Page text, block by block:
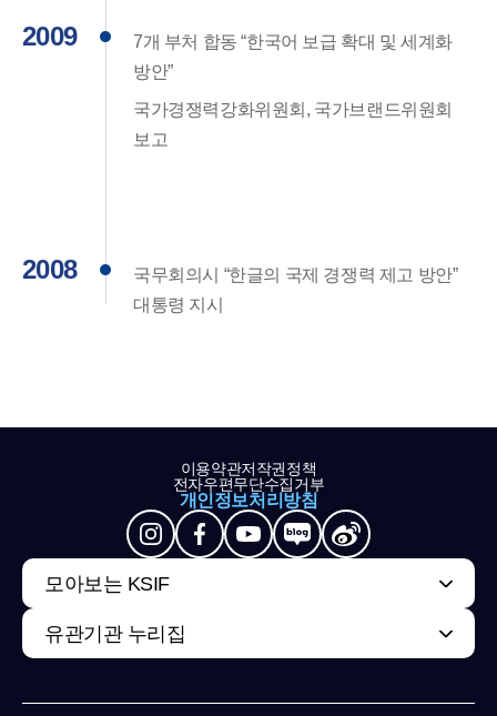
2009
7개 부처 합동 “한국어 보급 확대 및 세계화
방안”
국가경쟁력강화위원회, 국가브랜드위원회
보고
2008
국무회의시 “한글의 국제 경쟁력 제고 방안”
대통령 지시
이용약관저작권정책
전자우편무단수집거부
개인정보처리방침
모아보는 KSIF
유관기관 누리집